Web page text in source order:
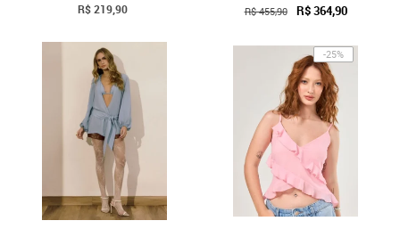
R$ 219,90 R$ 455,90 R$ 364,90
-25%